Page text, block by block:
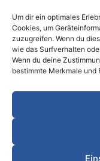
Um dir ein optimales
Cookies, um
zuzugreifen. Wenn du
wie das Surfverhalten
Wenn du deine
bestimmte Merkmale
Berichte &
Meetings &